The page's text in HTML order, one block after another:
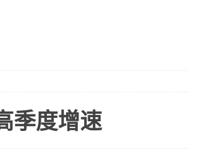
季度增速